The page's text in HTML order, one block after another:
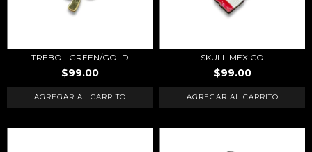
TREBOL GREEN/GOLD
$99.00
SKULL MEXICO
$99.00